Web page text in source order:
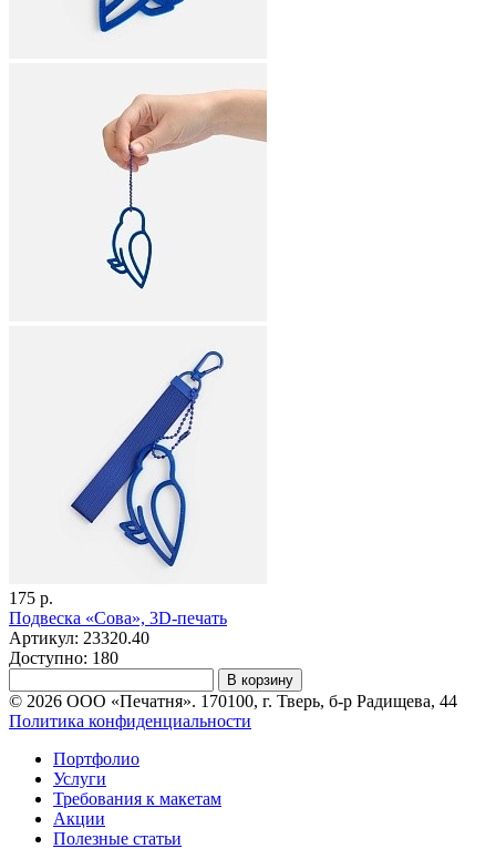
175 р.
Подвеска «Сова», 3D-печать
Артикул: 23320.40
Доступно: 180
В корзину
© 2026 ООО «Печатня». 170100, г. Тверь, б-р Радищева, 44
Политика конфиденциальности
Портфолио
Услуги
Требования к макетам
Акции
Полезные статьи